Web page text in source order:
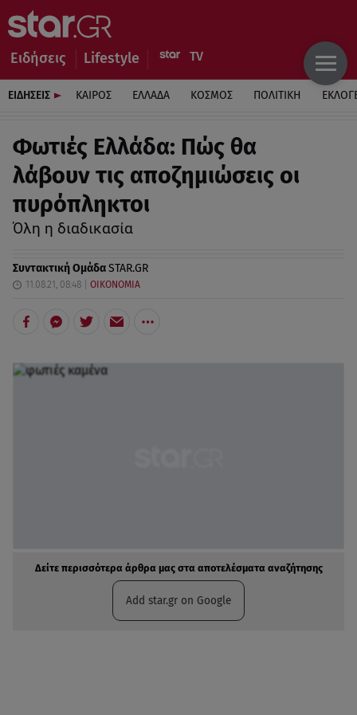
Ειδήσεις Lifestyle
ΕΙΔΗΣΕΙΣ ΚΑΙΡΟΣ ΕΛΛΑΔΑ ΚΟΣΜΟΣ ΠΟΛΙΤΙΚΗ
Φωτιές Ελλάδα: Πώς θα
λάβουν τις αποζημιώσεις οι
πυρόπληκτοι
Όλη η διαδικασία
Συντακτική ΟμάδαSTAR.GR
11.08.21, 08:48 ΟΙΚΟΝΟΜΙΑ
Δείτε περισσότερα άρθρα μας στα αποτελέσματα αναζήτησης
Add star.gr on Google